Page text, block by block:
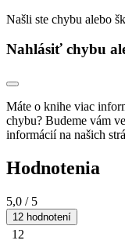
Našli ste chybu alebo
Nahlásiť chybu
Máte o knihe viac
chybu? Budeme vám
informácií na našich
Hodnotenia
5,0 / 5
12 hodnotení
12